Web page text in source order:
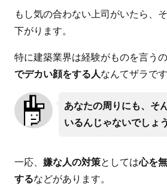
もし気の合わない上司がいたら、
下がります。
特に建築業界は経験がものを言うの
でデカい顔をする人なんてザラです
あなたの周りにも、そ
いるんじゃないでしょ
一応、 嫌な人の対策としては心を
するなどがあります。